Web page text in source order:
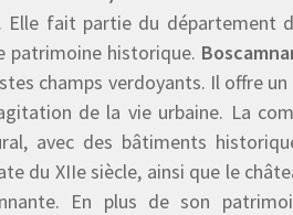
Elle fait partie du département
patrimoine historique.
champs verdoyants. Il offre
de la vie urbaine. La
avec des bâtiments
du XIIe siècle, ainsi que le
En plus de son